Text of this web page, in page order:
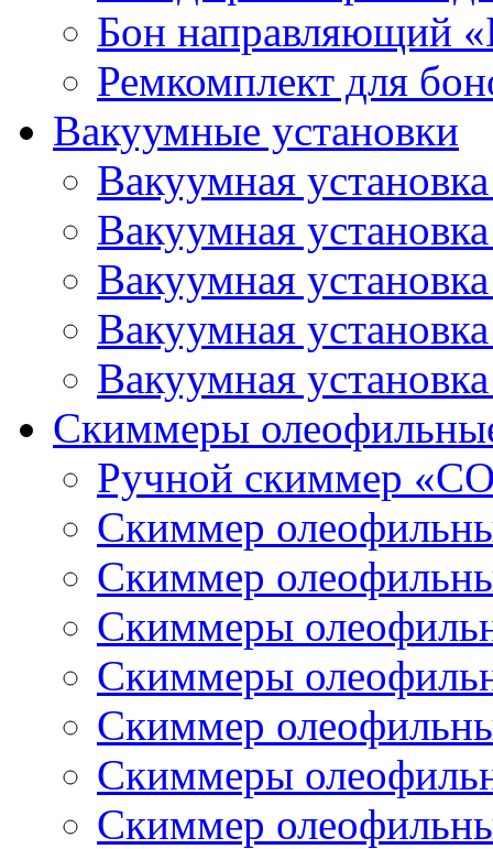
Бон направляющий
Ремкомплект для
Вакуумные установки
Вакуумная
Вакуумная
Вакуумная
Вакуумная
Вакуумная
Скиммеры
Ручной скиммер
Скиммер
Скиммер
Скиммеры
Скиммеры
Скиммер
Скиммеры
Скиммер